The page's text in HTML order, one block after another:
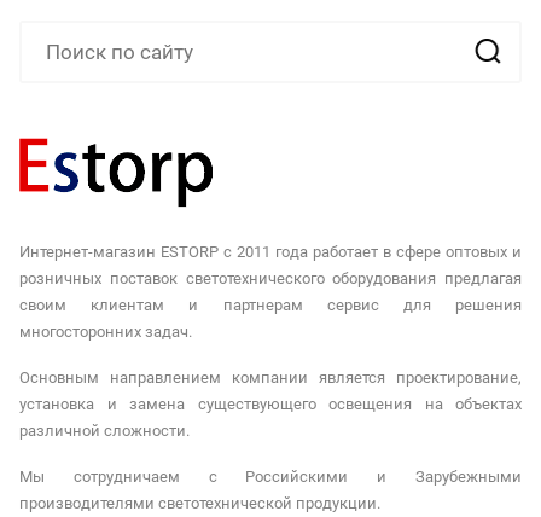
Интернет-магазин ESTORP с 2011 года работает в сфере оптовых и
розничных поставок светотехнического оборудования предлагая
своим клиентам и партнерам сервис для решения
многосторонних задач.
Основным направлением компании является проектирование,
установка и замена существующего освещения на объектах
различной сложности.
Мы сотрудничаем с Российскими и Зарубежными
производителями светотехнической продукции.